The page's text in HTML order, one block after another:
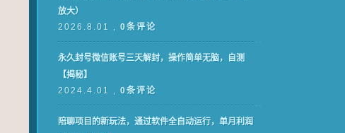
放大）
2026.8.01 , 0条评论
永久封号微信账号三天解封，操作简单无脑，自测
【揭秘】
2024.4.01 , 0条评论
陪聊项目的新玩法，通过软件全自动运行，单月利润